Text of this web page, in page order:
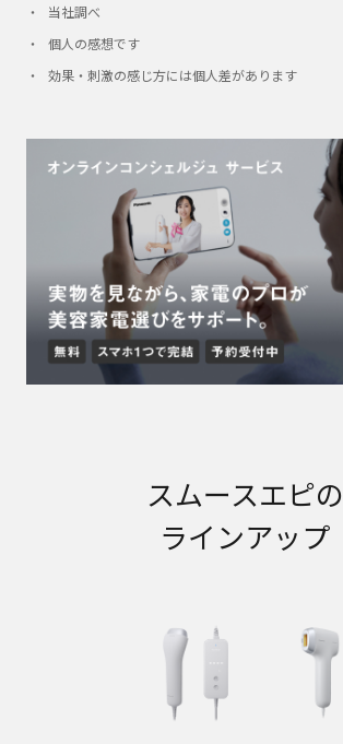
当社調べ
個人の感想です
効果・刺激の感じ方には個人差があります
スムースエピの
ラインアップ